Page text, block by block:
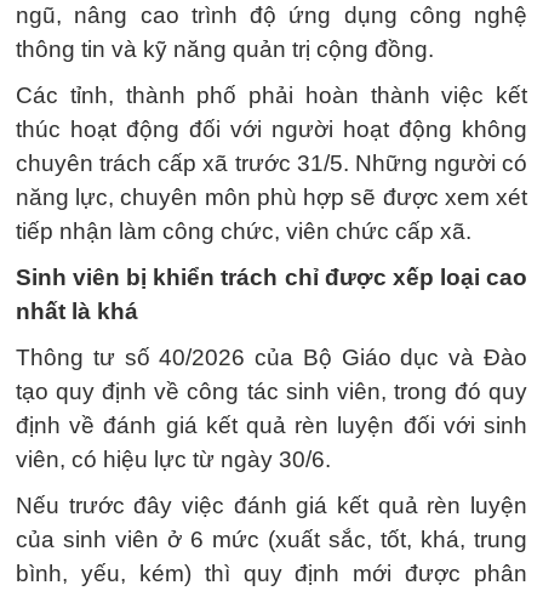
ngũ, nâng cao trình độ ứng dụng công nghệ
thông tin và kỹ năng quản trị cộng đồng.
Các tỉnh, thành phố phải hoàn thành việc kết
thúc hoạt động đối với người hoạt động không
chuyên trách cấp xã trước 31/5. Những người có
năng lực, chuyên môn phù hợp sẽ được xem xét
tiếp nhận làm công chức, viên chức cấp xã.
Sinh viên bị khiển trách chỉ được xếp loại cao
nhất là khá
Thông tư số 40/2026 của Bộ Giáo dục và Đào
tạo quy định về công tác sinh viên, trong đó quy
định về đánh giá kết quả rèn luyện đối với sinh
viên, có hiệu lực từ ngày 30/6.
Nếu trước đây việc đánh giá kết quả rèn luyện
của sinh viên ở 6 mức (xuất sắc, tốt, khá, trung
bình, yếu, kém) thì quy định mới được phân